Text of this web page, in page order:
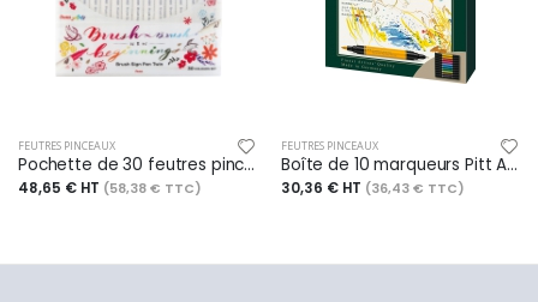
FEUTRES PINCEAUX
Pochette de 30 feutres pinceau Brush Sign Pen Twin, bi-pointe, couleurs assorties
48,65 € HT (58,38 € TTC)
FEUTRES PINCEAUX
Boîte de 10 marqueurs Pitt Artist Pen Dual Marker India, double pointe, encres assorties
30,36 € HT (36,43 € TTC)